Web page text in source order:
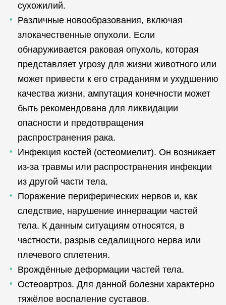
сухожилий.
Различные новообразования, включая
злокачественные опухоли. Если
обнаруживается раковая опухоль, которая
представляет угрозу для жизни животного или
может привести к его страданиям и ухудшению
качества жизни, ампутация конечности может
быть рекомендована для ликвидации
опасности и предотвращения
распространения рака.
Инфекция костей (остеомиелит). Он возникает
из-за травмы или распространения инфекции
из другой части тела.
Поражение периферических нервов и, как
следствие, нарушение иннервации частей
тела. К данным ситуациям относятся, в
частности, разрыв седалищного нерва или
плечевого сплетения.
Врождённые деформации частей тела.
Остеоартроз. Для данной болезни характерно
тяжёлое воспаление суставов.